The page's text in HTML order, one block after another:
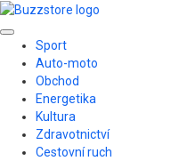
Skip
content
Primary
Menu
Sport
Auto-moto
Obchod
Energetika
Kultura
Zdravotnictví
Cestovní ruch